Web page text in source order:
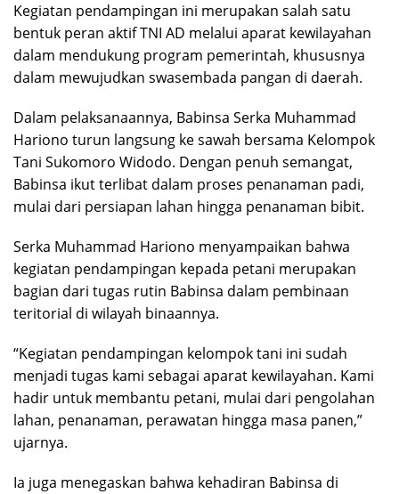
Kegiatan pendampingan ini merupakan salah satu
bentuk peran aktif TNI AD melalui aparat kewilayahan
dalam mendukung program pemerintah, khususnya
dalam mewujudkan swasembada pangan di daerah.
Dalam pelaksanaannya, Babinsa Serka Muhammad
Hariono turun langsung ke sawah bersama Kelompok
Tani Sukomoro Widodo. Dengan penuh semangat,
Babinsa ikut terlibat dalam proses penanaman padi,
mulai dari persiapan lahan hingga penanaman bibit.
Serka Muhammad Hariono menyampaikan bahwa
kegiatan pendampingan kepada petani merupakan
bagian dari tugas rutin Babinsa dalam pembinaan
teritorial di wilayah binaannya.
“Kegiatan pendampingan kelompok tani ini sudah
menjadi tugas kami sebagai aparat kewilayahan. Kami
hadir untuk membantu petani, mulai dari pengolahan
lahan, penanaman, perawatan hingga masa panen,”
ujarnya.
Ia juga menegaskan bahwa kehadiran Babinsa di